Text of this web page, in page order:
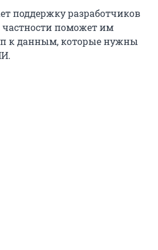
поддержку разработчиков
частности поможет им
к данным, которые нужны